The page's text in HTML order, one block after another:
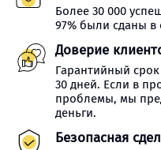
Более 30 000
97% были сданы в
Доверие
Гарантийный
30 дней. Если в
проблемы, мы
деньги.
Безопасная